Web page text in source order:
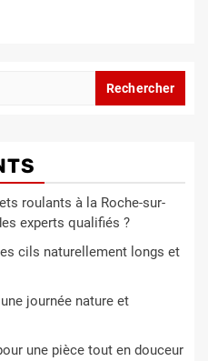
roulants à la Roche-sur-
experts qualifiés ?
cils naturellement longs et
journée nature et
une pièce tout en douceur